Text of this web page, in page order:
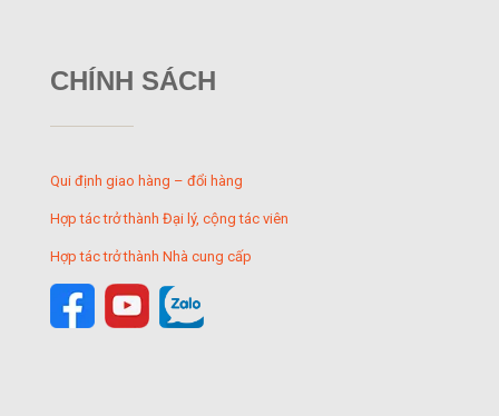
CHÍNH SÁCH
Qui định giao hàng – đổi hàng
Hợp tác trở thành Đại lý, cộng tác viên
Hợp tác trở thành Nhà cung cấp